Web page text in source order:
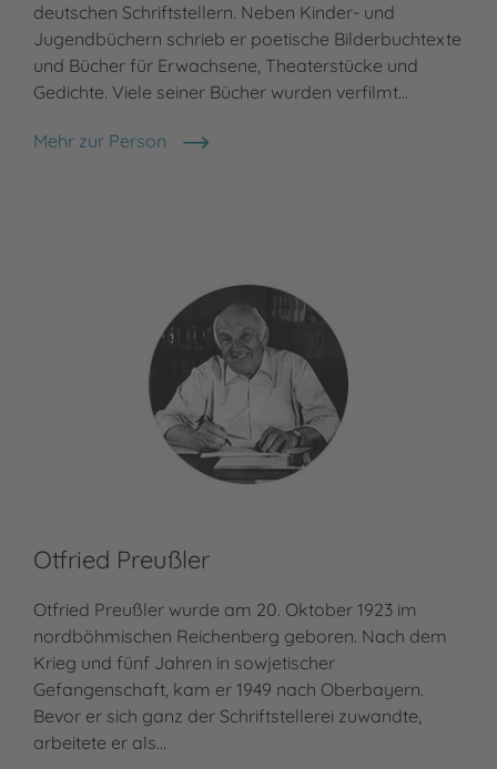
deutschen Schriftstellern. Neben Kinder- und
Jugendbüchern schrieb er poetische Bilderbuchtexte
und Bücher für Erwachsene, Theaterstücke und
Gedichte. Viele seiner Bücher wurden verfilmt…
Mehr zur Person
Michael Ende
Otfried Preußler
Otfried Preußler wurde am 20. Oktober 1923 im
nordböhmischen Reichenberg geboren. Nach dem
Krieg und fünf Jahren in sowjetischer
Gefangenschaft, kam er 1949 nach Oberbayern.
Bevor er sich ganz der Schriftstellerei zuwandte,
arbeitete er als…